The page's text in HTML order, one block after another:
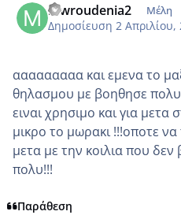
mwroudenia2 Μέλη
Δημοσίευση 2 Απριλίου,
ααααααααα και εμενα το
θηλασμου με βοηθησε
ειναι χρησιμο και για
μικρο το μωρακι !!!οποτε να
μετα με την κοιλια που
πολυ!!!
Παράθεση